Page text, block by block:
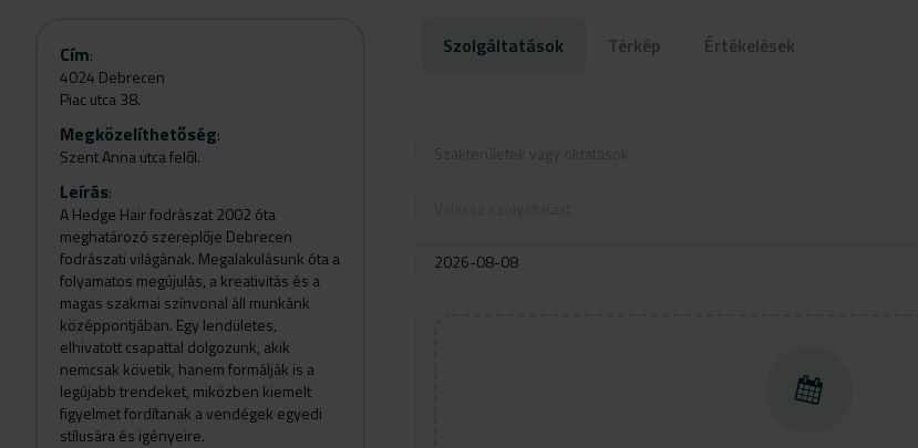
Cím:
4024 Debrecen
Piac utca 38.
Megközelíthetőség:
Szent Anna utca felől.
Leírás:
A Hedge Hair fodrászat 2002 óta
meghatározó szereplője Debrecen
fodrászati világának. Megalakulásunk óta a
folyamatos megújulás, a kreativitás és a
magas szakmai színvonal áll munkánk
középpontjában. Egy lendületes,
elhivatott csapattal dolgozunk, akik
nemcsak követik, hanem formálják is a
legújabb trendeket, miközben kiemelt
figyelmet fordítanak a vendégek egyedi
stílusára és igényeire.
Szolgáltatások Térkép Értékelések